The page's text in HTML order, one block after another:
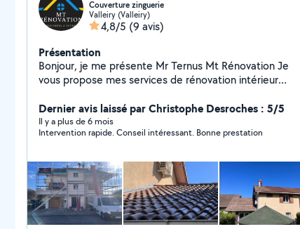
Couverture zinguerie
Valleiry (Valleiry)
4,8/5 (9 avis)
Présentation
Bonjour, je me présente Mr Ternus Mt Rénovation Je
vous propose mes services de rénovation intérieur
toiture des Moussages, toiture hydrofuge Travaux de
toiture, étanchéité Ravalement de façade, peinture
intérieur extérieur, boiseries volets Habillage,
déplacement gratuit travaux soigné intervention rapide
Pour toute demande de travaux, n'hésitez pas à me
contacter MT rénovation Pour des rénovations, au-delà
de votre imagination
Dernier avis laissé par Christophe Desroches : 5/5
Il y a plus de 6 mois
Intervention rapide. Conseil intéressant. Bonne prestation